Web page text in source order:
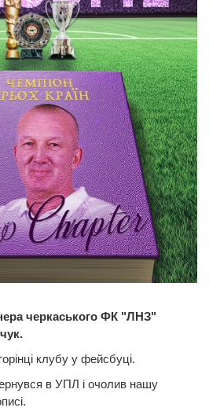
черкаського ФК "ЛНЗ"
клубу у фейсбуці.
в УПЛ і очолив нашу